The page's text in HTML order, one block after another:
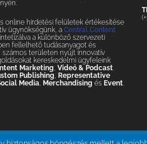
online hirdetési felületek értékesítése
ügynökségünk, a Central Content
a különböző szervezeti
fellelhető tudásanyagot és
számos területen nyújt innovatív
kereskedelmi ügyfeleink
Marketing Videó & Podcast
Publishing Representative
Media, Merchandising és Event.